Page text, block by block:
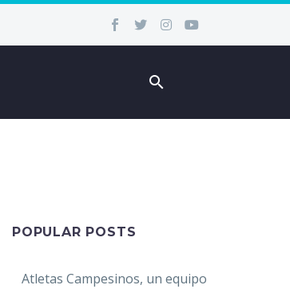
POPULAR POSTS
Atletas Campesinos, un equipo